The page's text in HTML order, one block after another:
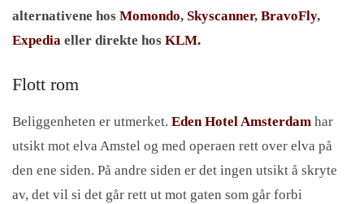
alternativene hos Momondo, Skyscanner, BravoFly,
Expedia eller direkte hos KLM.
Flott rom
Beliggenheten er utmerket. Eden Hotel Amsterdam har
utsikt mot elva Amstel og med operaen rett over elva på
den ene siden. På andre siden er det ingen utsikt å skryte
av, det vil si det går rett ut mot gaten som går forbi